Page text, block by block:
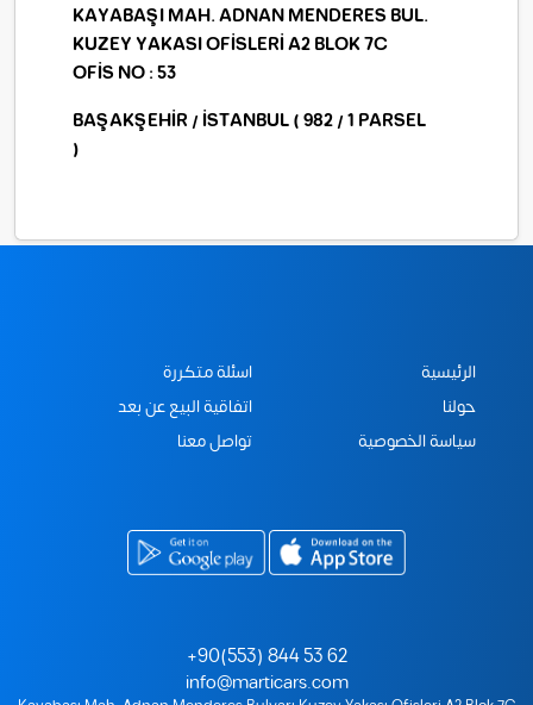
KAYABAŞI MAH. ADNAN MENDERES BUL.
KUZEY YAKASI OFİSLERİA2 BLOK 7C
OFİS NO : 53
BAŞAKŞEHİR /İSTANBUL ( 982 / 1 PARSEL
)
+90(553) 844 53 62
info@marticars.com
الرئيسية
حولنا
سياسة الخصوصية
اسئلة متكررة
اتفاقية البيع عن بعد
تواصل معنا